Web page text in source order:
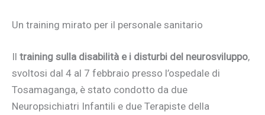
Un training mirato per il personale sanitario
Il training sulla disabilità e i disturbi del neurosviluppo,
svoltosi dal 4 al 7 febbraio presso l’ospedale di
Tosamaganga, è stato condotto da due
Neuropsichiatri Infantili e due Terapiste della